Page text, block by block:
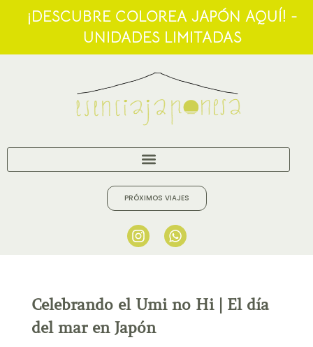
PRÓXIMOS VIAJES
Celebrando el Umi no Hi | El día
del mar en Japón
¡DESCUBRE COLOREA JAPÓN AQUÍ! -
UNIDADES LIMITADAS